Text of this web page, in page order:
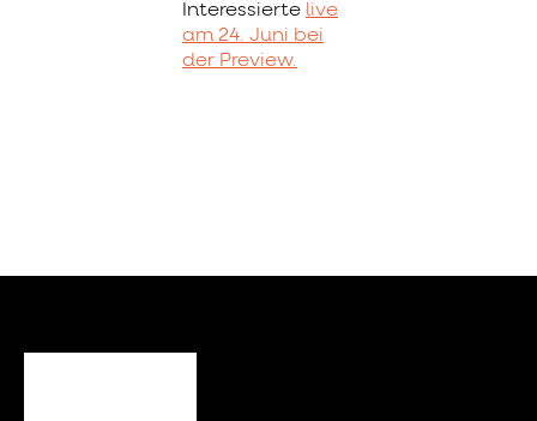
Interessierte live
am 24. Juni bei
der Preview.